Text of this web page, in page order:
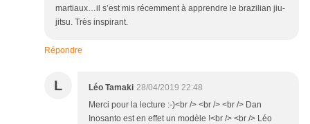
martiaux…il s’est mis récemment à apprendre le brazilian jiu-
jitsu. Très inspirant.
Répondre
L Léo Tamaki 28/04/2019 22:48
Merci pour la lecture :-)<br /> <br /> <br /> Dan
Inosanto est en effet un modèle !<br /> <br /> Léo